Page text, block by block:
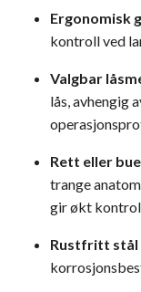
Ergonomisk
kontroll ved
Valgbar
lås, avhengig
Rett eller
trange
gir økt
Rustfritt stål